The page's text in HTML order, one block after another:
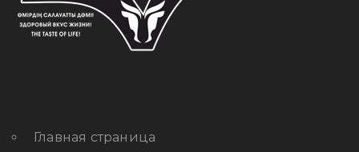
Главная страница